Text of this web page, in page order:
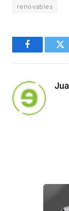
renovables
Facebook